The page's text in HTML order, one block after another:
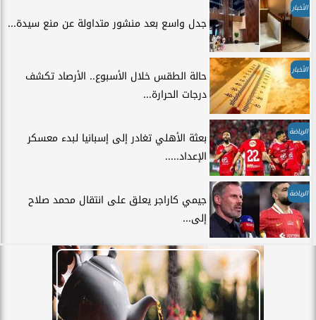
الأخبار
جدل واسع بعد منشور متداولة عن منع سيدة...
الأخبار
حالة الطقس خلال الأسبوع.. الأرصاد تكشف
درجات الحرارة...
الرياضة
بعثة الأهلي تغادر إلى إسبانيا لبدء معسكر
الإعداد.....
الرياضة
جيمي كاراجر يعلق على انتقال محمد صلاح
إلى...